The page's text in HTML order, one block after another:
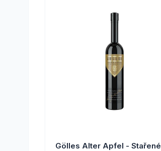
Gölles Alter Apfel - Stařené